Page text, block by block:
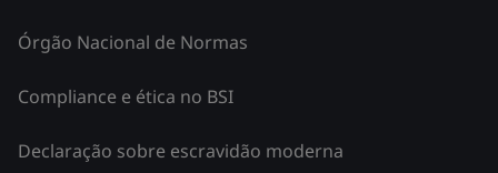
Órgão Nacional de Normas
Compliance e ética no BSI
Declaração sobre escravidão moderna